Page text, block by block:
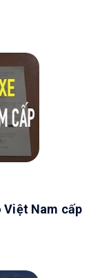
Việt Nam cấp